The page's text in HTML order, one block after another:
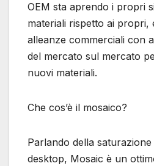
OEM sta aprendo i propri
materiali rispetto ai propri,
alleanze commerciali con
del mercato sul mercato
nuovi materiali.
Che cos’è il mosaico?
Parlando della
desktop, Mosaic è un